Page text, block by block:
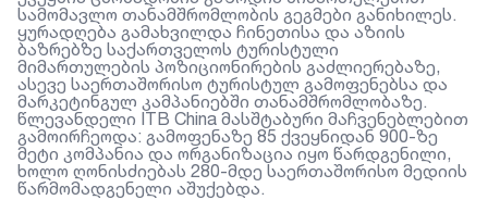
სამომავლო თანამშრომლობის გეგმები განიხილეს.
ყურადღება გამახვილდა ჩინეთისა და აზიის
ბაზრებზე საქართველოს ტურისტული
მიმართულების პოზიციონირების გაძლიერებაზე,
ასევე საერთაშორისო ტურისტულ გამოფენებსა და
მარკეტინგულ კამპანიებში თანამშრომლობაზე.
წლევანდელი ITB China მასშტაბური მაჩვენებლებით
გამოირჩეოდა: გამოფენაზე 85 ქვეყნიდან 900-ზე
მეტი კომპანია და ორგანიზაცია იყო წარდგენილი,
ხოლო ღონისძიებას 280-მდე საერთაშორისო მედიის
წარმომადგენელი აშუქებდა.